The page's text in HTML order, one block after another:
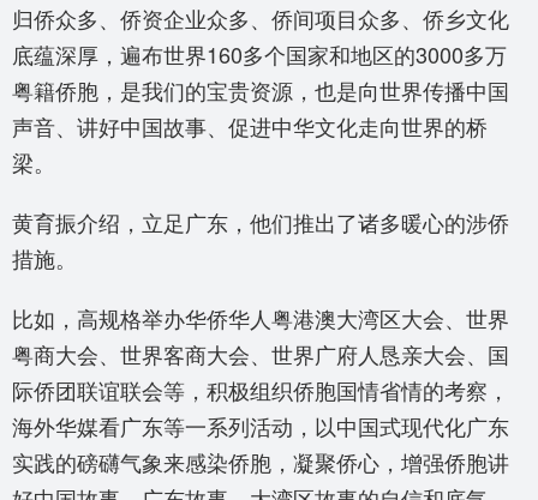
归侨众多、侨资企业众多、侨间项目众多、侨乡文化
底蕴深厚，遍布世界160多个国家和地区的3000多万
粤籍侨胞，是我们的宝贵资源，也是向世界传播中国
声音、讲好中国故事、促进中华文化走向世界的桥
梁。
黄育振介绍，立足广东，他们推出了诸多暖心的涉侨
措施。
比如，高规格举办华侨华人粤港澳大湾区大会、世界
粤商大会、世界客商大会、世界广府人恳亲大会、国
际侨团联谊联会等，积极组织侨胞国情省情的考察，
海外华媒看广东等一系列活动，以中国式现代化广东
实践的磅礴气象来感染侨胞，凝聚侨心，增强侨胞讲